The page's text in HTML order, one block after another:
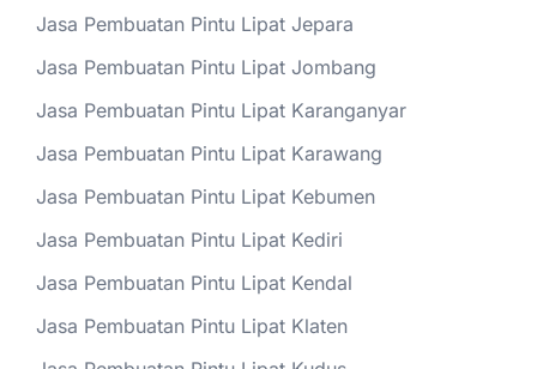
Jasa Pembuatan Pintu Lipat Jepara
Jasa Pembuatan Pintu Lipat Jombang
Jasa Pembuatan Pintu Lipat Karanganyar
Jasa Pembuatan Pintu Lipat Karawang
Jasa Pembuatan Pintu Lipat Kebumen
Jasa Pembuatan Pintu Lipat Kediri
Jasa Pembuatan Pintu Lipat Kendal
Jasa Pembuatan Pintu Lipat Klaten